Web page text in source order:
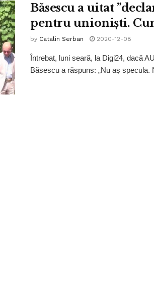
Băsescu a uitat
pentru unioniști.
by Catalin Serban 2020-12-08
Întrebat, luni seară, la Digi24, dacă
Băsescu a răspuns: „Nu aș specula.